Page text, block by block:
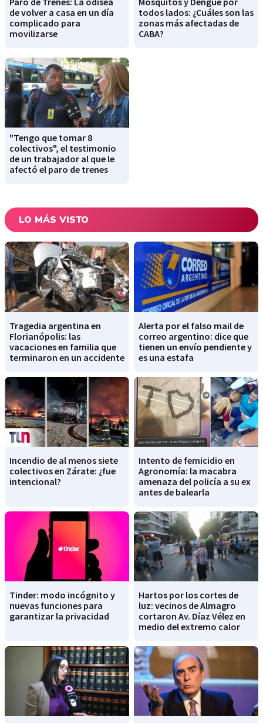
de volver a casa en un día
complicado para
movilizarse
todos lados: ¿Cuáles son las
zonas más afectadas de
CABA?
"Tengo que tomar 8
colectivos", el testimonio
de un trabajador al que le
afectó el paro de trenes
LO MÁS VISTO
Tragedia argentina en
Florianópolis: las
vacaciones en familia que
terminaron en un accidente
Alerta por el falso mail de
correo argentino: dice que
tienen un envío pendiente y
es una estafa
Incendio de al menos siete
colectivos en Zárate: ¿fue
intencional?
Intento de femicidio en
Agronomía: la macabra
amenaza del policía a su ex
antes de balearla
Tinder: modo incógnito y
nuevas funciones para
garantizar la privacidad
Hartos por los cortes de
luz: vecinos de Almagro
cortaron Av. Díaz Vélez en
medio del extremo calor